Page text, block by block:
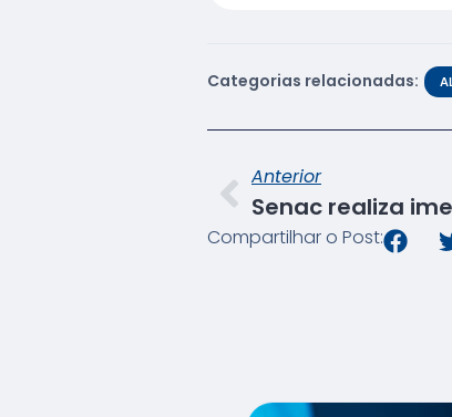
Categorias relacionadas:
Anterior
Compartilhar o Post: